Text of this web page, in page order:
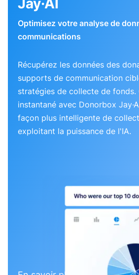
Optimisez votre analyse de
communications
Récupérez les données des
supports de communication
stratégies de collecte de fonds.
instantané avec Donorbox
façon plus intelligente de
exploitant la puissance de l'IA.